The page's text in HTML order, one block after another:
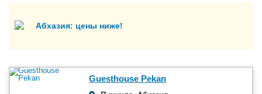
Абхазия: цены ниже!
Guesthouse Pekan